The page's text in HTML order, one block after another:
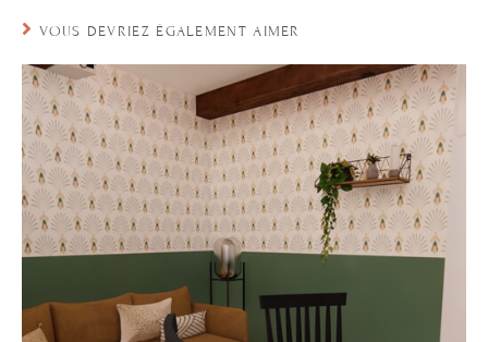
VOUS DEVRIEZ ÉGALEMENT AIMER